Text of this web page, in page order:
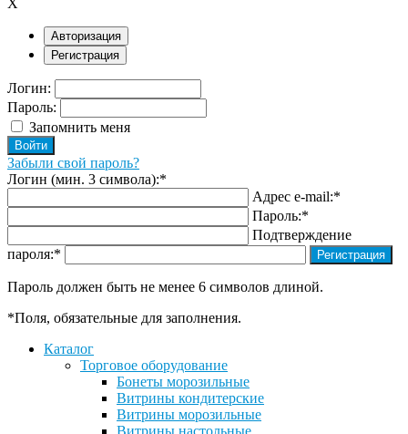
X
Авторизация
Регистрация
Логин:
Пароль:
Запомнить меня
Забыли свой пароль?
Логин (мин. 3 символа):*
Адрес e-mail:*
Пароль:*
Подтверждение
пароля:*
Пароль должен быть не менее 6 символов длиной.
*Поля, обязательные для заполнения.
Каталог
Торговое оборудование
Бонеты морозильные
Витрины кондитерские
Витрины морозильные
Витрины настольные